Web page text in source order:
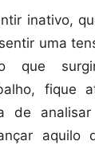
inativo,
uma
que
fique
de analisar
aquilo